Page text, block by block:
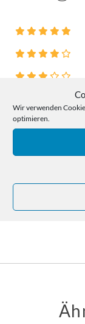
Wir verwenden
optimieren.